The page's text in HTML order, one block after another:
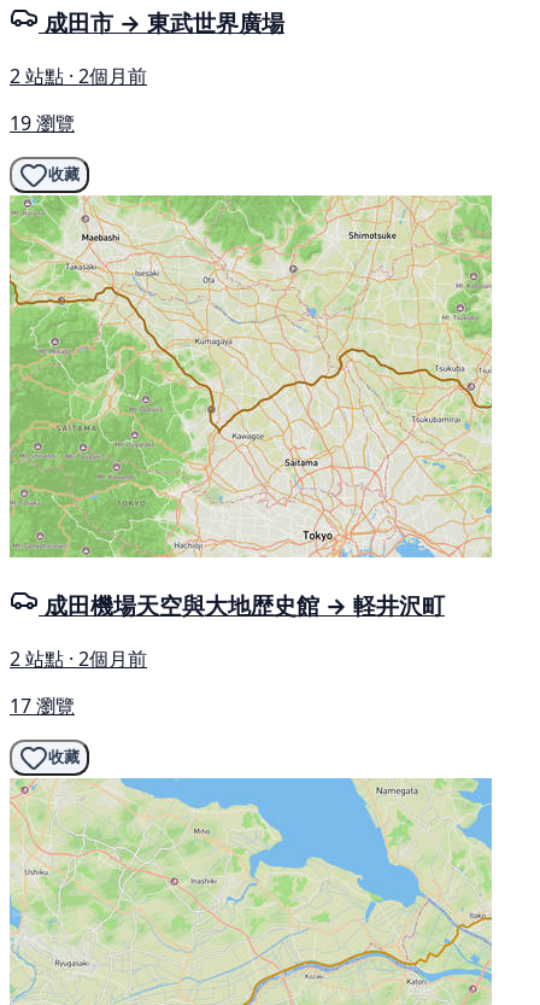
成田市 → 東武世界廣場
2 站點 · 2個月前
19 瀏覽
收藏
成田機場天空與大地歴史館 → 軽井沢町
2 站點 · 2個月前
17 瀏覽
收藏